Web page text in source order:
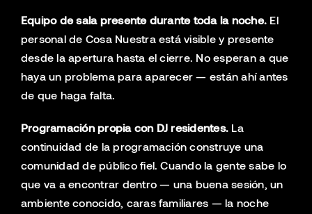
Equipo de sala presente durante toda la noche. El
personal de Cosa Nuestra está visible y presente
desde la apertura hasta el cierre. No esperan a que
haya un problema para aparecer — están ahí antes
de que haga falta.
Programación propia con DJ residentes. La
continuidad de la programación construye una
comunidad de público fiel. Cuando la gente sabe lo
que va a encontrar dentro — una buena sesión, un
ambiente conocido, caras familiares — la noche